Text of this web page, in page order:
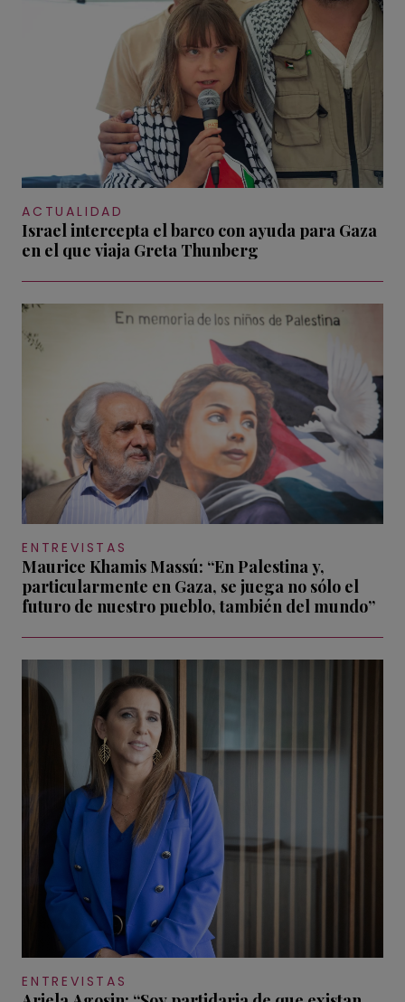
ACTUALIDAD
Israel intercepta el barco con ayuda para Gaza
en el que viaja Greta Thunberg
ENTREVISTAS
Maurice Khamis Massú: “En Palestina y,
particularmente en Gaza, se juega no sólo el
futuro de nuestro pueblo, también del mundo”
ENTREVISTAS